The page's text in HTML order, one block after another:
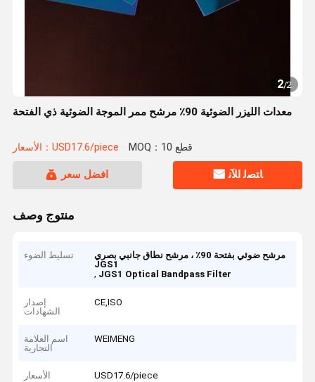
2/2
معدات الليزر الضوئية 90٪ مرشح ممر الموجة الضوئية ذي الفتحة
الأسعار：USD17.6/piece MOQ：10 قطع
افضل سعر ﺎﺘﺼﻟ ﺍﻶﻧ
منتوج وصف
تسليط الضوء
مرشح ضوئي بفتحة 90٪ ، مرشح نطاق جانبي بصري
JGS1
, JGS1 Optical Bandpass Filter
إصدار
الشهادات
CE,ISO
اسم العلامة
التجارية
WEIMENG
الأسعار USD17.6/piece